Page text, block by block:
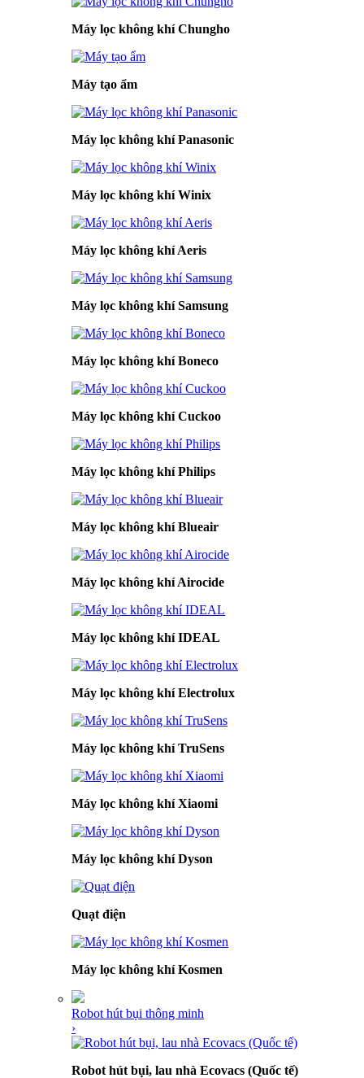
Máy lọc không khí Chungho
Máy tạo ẩm
Máy lọc không khí Panasonic
Máy lọc không khí Winix
Máy lọc không khí Aeris
Máy lọc không khí Samsung
Máy lọc không khí Boneco
Máy lọc không khí Cuckoo
Máy lọc không khí Philips
Máy lọc không khí Blueair
Máy lọc không khí Airocide
Máy lọc không khí IDEAL
Máy lọc không khí Electrolux
Máy lọc không khí TruSens
Máy lọc không khí Xiaomi
Máy lọc không khí Dyson
Quạt điện
Máy lọc không khí Kosmen
Robot hút bụi thông minh
›
Robot hút bụi, lau nhà Ecovacs (Quốc tế)